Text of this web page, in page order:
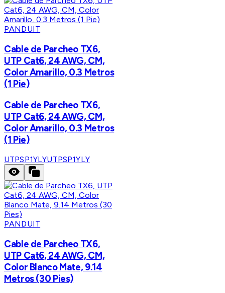
PANDUIT
Cable de Parcheo TX6,
UTP Cat6, 24 AWG, CM,
Color Amarillo, 0.3 Metros
(1 Pie)
Cable de Parcheo TX6,
UTP Cat6, 24 AWG, CM,
Color Amarillo, 0.3 Metros
(1 Pie)
UTPSP1YLYUTPSP1YLY
PANDUIT
Cable de Parcheo TX6,
UTP Cat6, 24 AWG, CM,
Color Blanco Mate, 9.14
Metros (30 Pies)